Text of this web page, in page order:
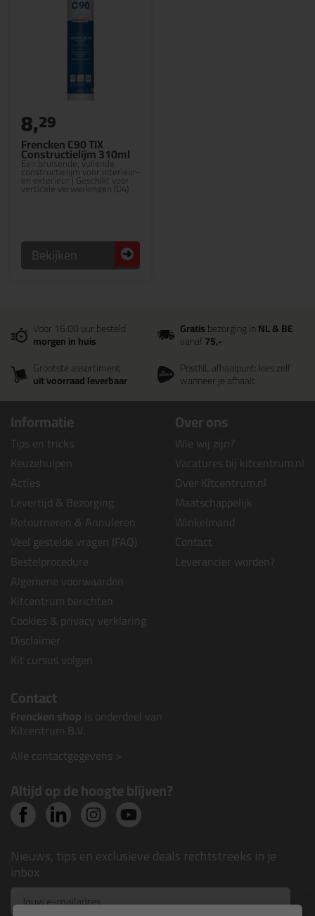
Frencken C90 TIX
Constructielijm 310ml
Een bruisende, vullende
constructielijm voor interieur-
en exterieur | Geschikt voor
verticale verwerkingen (D4)
8,29
Bekijken
Voor 16:00 uur besteld
morgen in huis
Gratisbezorging inNL & BE
vanaf75,-
Grootste assortiment
uit voorraad leverbaar
PostNL afhaalpunt: kies zelf
wanneer je afhaalt
Informatie
Tips en tricks
Keuzehulpen
Acties
Levertijd & Bezorging
Retourneren & Annuleren
Veel gestelde vragen (FAQ)
Bestelprocedure
Algemene voorwaarden
Kitcentrum berichten
Cookies & privacy verklaring
Disclaimer
Kit cursus volgen
Over ons
Wie wij zijn?
Vacatures bij kitcentrum.nl
Over Kitcentrum.nl
Maatschappelijk
Winkelmand
Contact
Leverancier worden?
Contact
Frencken shop is onderdeel van
Kitcentrum B.V.
Alle contactgegevens >
Altijd op de hoogte blijven?
Nieuws, tips en exclusieve deals rechtstreeks in je
inbox
Email